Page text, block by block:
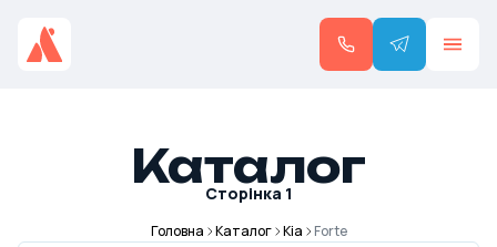
Каталог
Сторінка 1
Головна Каталог Kia Forte